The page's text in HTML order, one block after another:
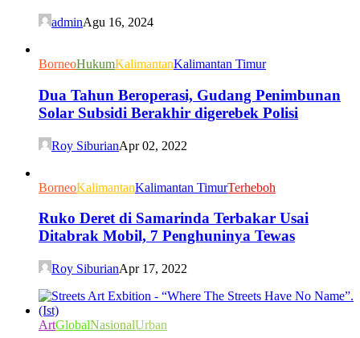
adminAgu 16, 2024
BorneoHukumKalimantanKalimantan Timur
Dua Tahun Beroperasi, Gudang Penimbunan
Solar Subsidi Berakhir digerebek Polisi
Roy SiburianApr 02, 2022
BorneoKalimantanKalimantan TimurTerheboh
Ruko Deret di Samarinda Terbakar Usai
Ditabrak Mobil, 7 Penghuninya Tewas
Roy SiburianApr 17, 2022
ArtGlobalNasionalUrban